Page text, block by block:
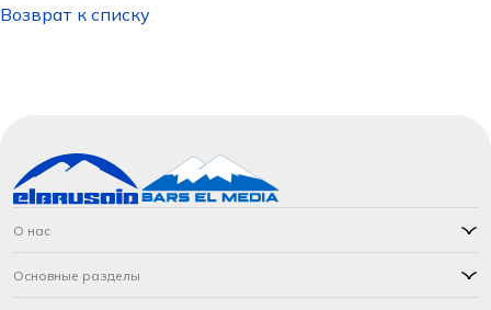
Возврат к списку
О нас
Основные разделы